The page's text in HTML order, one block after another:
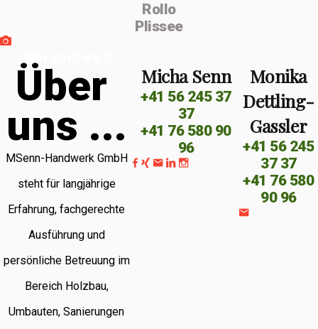
Rollo
Plissee
Über
uns ...
MSenn-Handwerk GmbH
steht für langjährige
Erfahrung, fachgerechte
Ausführung und
persönliche Betreuung im
Bereich Holzbau,
Umbauten, Sanierungen
Micha Senn
+41 56 245 37
37
+41 76 580 90
96
Monika
Dettling-
Gassler
+41 56 245
37 37
+41 76 580
90 96